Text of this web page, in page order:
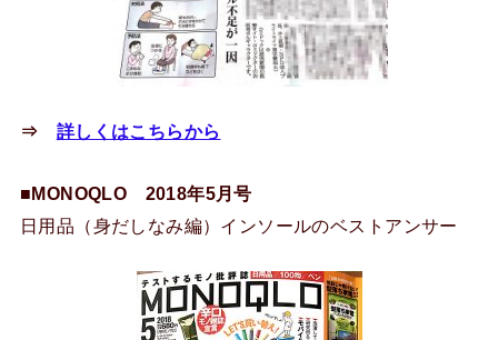
⇒ 詳しくはこちらから
■MONOQLO 2018年5月号
日用品（身だしなみ編）インソールのベストアンサー